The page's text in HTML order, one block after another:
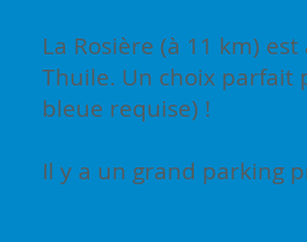
La Rosière (à 11 km)
Thuile. Un choix parfait
bleue requise) !
Il y a un grand parking